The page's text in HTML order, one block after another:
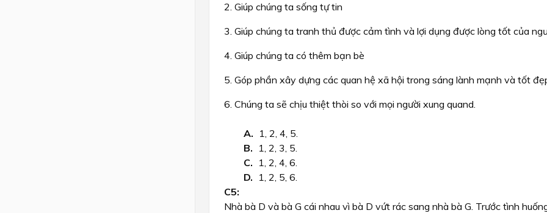
2. Giúp chúng ta sống tự tin
3. Giúp chúng ta tranh thủ được cảm tình và lợi dụng được lòng tốt của
4. Giúp chúng ta có thêm bạn bè
5. Góp phần xây dựng các quan hệ xã hội trong sáng lành mạnh và tốt
6. Chúng ta sẽ chịu thiệt thòi so với mọi người xung quand.
1, 2, 4, 5.
1, 2, 3, 5.
1, 2, 4, 6.
1, 2, 5, 6.
Nhà bà D và bà G cái nhau vì bà D vứt rác sang nhà bà G. Trước tình